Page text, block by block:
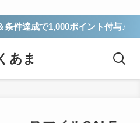
件達成で1,000ポイント付与♪
あま